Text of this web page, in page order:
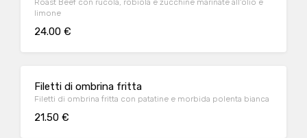
Roast Beef con rucola, robiola e zucchine marinate all'olio e
limone
24.00 €
Filetti di ombrina fritta
Filetti di ombrina fritta con patatine e morbida polenta bianca
21.50 €